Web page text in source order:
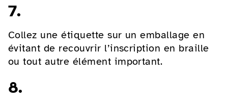
7.
Collez une étiquette sur un emballage en
évitant de recouvrir l’inscription en braille
ou tout autre élément important.
8.